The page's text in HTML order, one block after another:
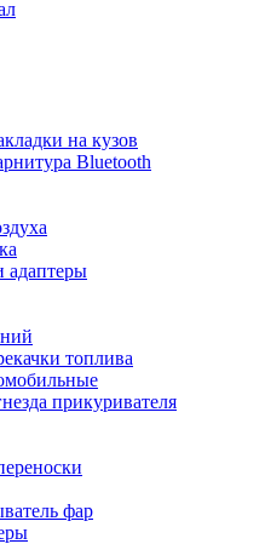
на кузов
Bluetooth
адаптеры
топлива
прикуривателя
фар